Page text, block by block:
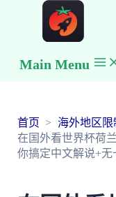
Main Menu
首页
海外地区限
在国外看世界杯荷
你搞定中文解说+无